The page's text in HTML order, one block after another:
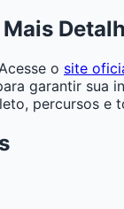
o site
garantir sua
percursos e